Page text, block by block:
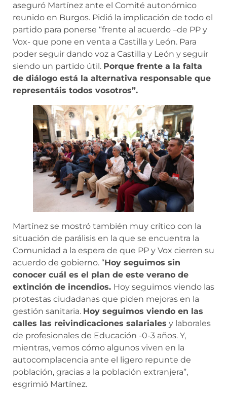
aseguró Martínez ante el Comité autonómico
reunido en Burgos. Pidió la implicación de todo el
partido para ponerse “frente al acuerdo –de PP y
Vox- que pone en venta a Castilla y León. Para
poder seguir dando voz a Castilla y León y seguir
siendo un partido útil. Porque frente a la falta
de diálogo está la alternativa responsable que
representáis todos vosotros”.
Martínez se mostró también muy crítico con la
situación de parálisis en la que se encuentra la
Comunidad a la espera de que PP y Vox cierren su
acuerdo de gobierno. “Hoy seguimos sin
conocer cuál es el plan de este verano de
extinción de incendios. Hoy seguimos viendo las
protestas ciudadanas que piden mejoras en la
gestión sanitaria. Hoy seguimos viendo en las
calles las reivindicaciones salariales y laborales
de profesionales de Educación -0-3 años. Y,
mientras, vemos cómo algunos viven en la
autocomplacencia ante el ligero repunte de
población, gracias a la población extranjera”,
esgrimió Martínez.